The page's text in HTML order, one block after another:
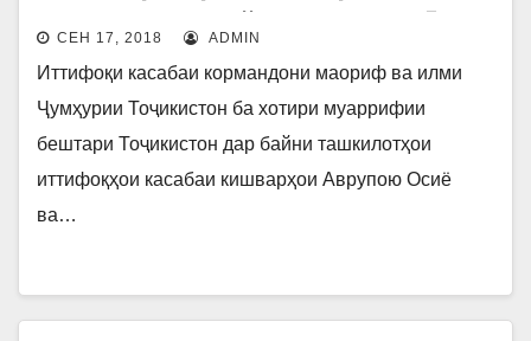
ДАР САТҲИ БАЙНАЛМИЛАЛӢ
СЕН 17, 2018 ADMIN
Иттифоқи касабаи кормандони маориф ва илми
Ҷумҳурии Тоҷикистон ба хотири муаррифии
бештари Тоҷикистон дар байни ташкилотҳои
иттифоқҳои касабаи кишварҳои Аврупою Осиё
ва…